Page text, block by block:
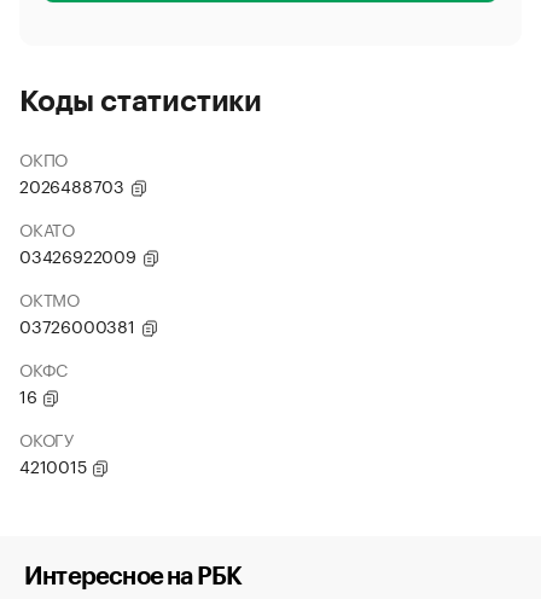
Коды статистики
ОКПО
2026488703
ОКАТО
03426922009
ОКТМО
03726000381
ОКФС
16
ОКОГУ
4210015
Интересное на РБК